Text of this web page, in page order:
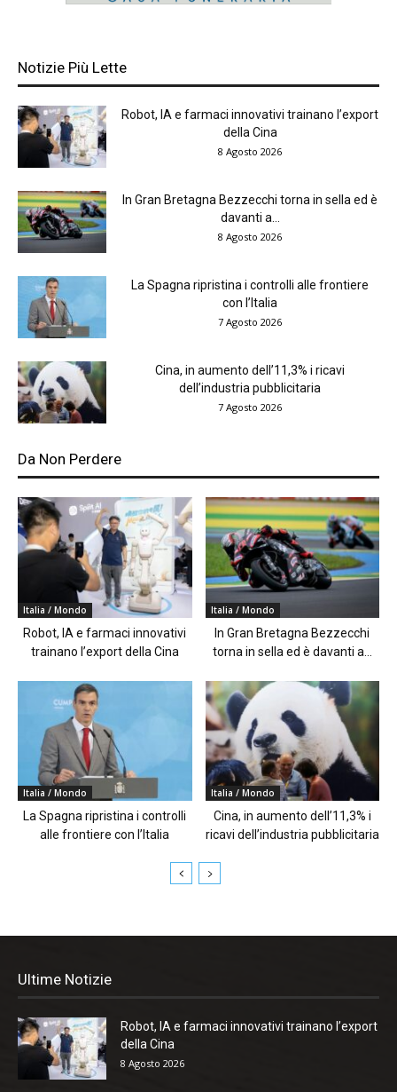
Notizie Più Lette
Robot, IA e farmaci innovativi trainano l’export
della Cina
8 Agosto 2026
In Gran Bretagna Bezzecchi torna in sella ed è
davanti a...
8 Agosto 2026
La Spagna ripristina i controlli alle frontiere
con l’Italia
7 Agosto 2026
Cina, in aumento dell’11,3% i ricavi
dell’industria pubblicitaria
7 Agosto 2026
Da Non Perdere
Italia / Mondo
Robot, IA e farmaci innovativi
trainano l’export della Cina
Italia / Mondo
In Gran Bretagna Bezzecchi
torna in sella ed è davanti a...
Italia / Mondo
La Spagna ripristina i controlli
alle frontiere con l’Italia
Italia / Mondo
Cina, in aumento dell’11,3% i
ricavi dell’industria pubblicitaria
Ultime Notizie
Robot, IA e farmaci innovativi trainano l’export
della Cina
8 Agosto 2026